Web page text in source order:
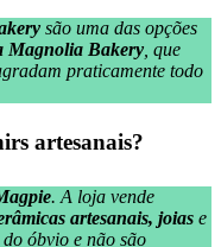
são uma das opções
Magnolia Bakery, que
praticamente todo
artesanais?
. A loja vende
artesanais, joias e
do óbvio e não são